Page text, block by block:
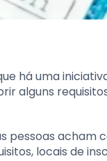
há uma
alguns
pessoas acham
locais de